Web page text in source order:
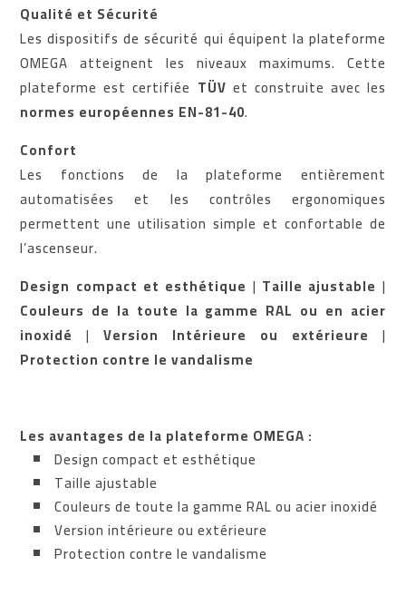
Qualité et Sécurité
Les dispositifs de sécurité qui équipent la plateforme
OMEGA atteignent les niveaux maximums. Cette
plateforme est certifiée TÜV et construite avec les
normes européennes EN-81-40.
Confort
Les fonctions de la plateforme entièrement
automatisées et les contrôles ergonomiques
permettent une utilisation simple et confortable de
l’ascenseur.
Design compact et esthétique | Taille ajustable |
Couleurs de la toute la gamme RAL ou en acier
inoxidé |Version Intérieure ou extérieure |
Protection contre le vandalisme
Les avantages de la plateforme OMEGA :
Design compact et esthétique
Taille ajustable
Couleurs de toute la gamme RAL ou acier inoxidé
Version intérieure ou extérieure
Protection contre le vandalisme